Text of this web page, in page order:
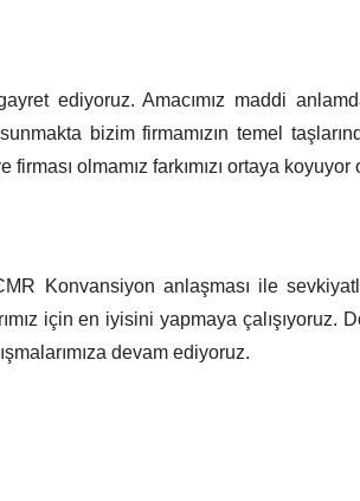
ediyoruz. Amacımız maddi
bizim firmamızın temel
olmamız farkımızı ortaya koyuyor
anlaşması ile
için en iyisini yapmaya çalışıyoruz.
devam ediyoruz.